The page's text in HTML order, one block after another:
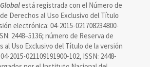
está registrada con el Número de
Derechos al Uso Exclusivo del Título
electrónica: 04-2015-021708234800-
2448–5136; número de Reserva de
al Uso Exclusivo del Título de la versión
2015-021109191900-102, ISSN: 2448-